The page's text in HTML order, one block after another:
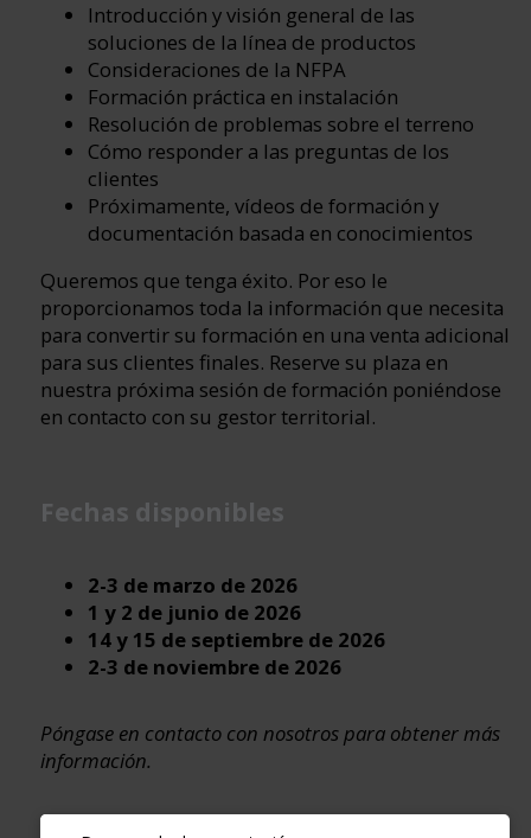
Introducción y visión general de las
soluciones de la línea de productos
Consideraciones de la NFPA
Formación práctica en instalación
Resolución de problemas sobre el terreno
Cómo responder a las preguntas de los
clientes
Próximamente, vídeos de formación y
documentación basada en conocimientos
Queremos que tenga éxito. Por eso le
proporcionamos toda la información que necesita
para convertir su formación en una venta adicional
para sus clientes finales. Reserve su plaza en
nuestra próxima sesión de formación poniéndose
en contacto con su gestor territorial.
Fechas disponibles
2-3 de marzo de 2026
1 y 2 de junio de 2026
14 y 15 de septiembre de 2026
2-3 de noviembre de 2026
Póngase en contacto con nosotros para obtener más
información.